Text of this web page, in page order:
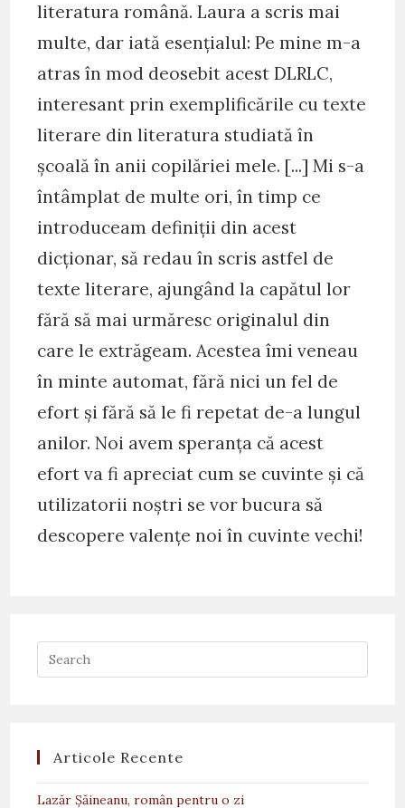
literatura română. Laura a scris mai
multe, dar iată esențialul: Pe mine m-a
atras în mod deosebit acest DLRLC,
interesant prin exemplificările cu texte
literare din literatura studiată în
școală în anii copilăriei mele. [...] Mi s-a
întâmplat de multe ori, în timp ce
introduceam definiții din acest
dicționar, să redau în scris astfel de
texte literare, ajungând la capătul lor
fără să mai urmăresc originalul din
care le extrăgeam. Acestea îmi veneau
în minte automat, fără nici un fel de
efort și fără să le fi repetat de-a lungul
anilor. Noi avem speranța că acest
efort va fi apreciat cum se cuvinte și că
utilizatorii noștri se vor bucura să
descopere valențe noi în cuvinte vechi!
Articole Recente
Lazăr Șăineanu, român pentru o zi